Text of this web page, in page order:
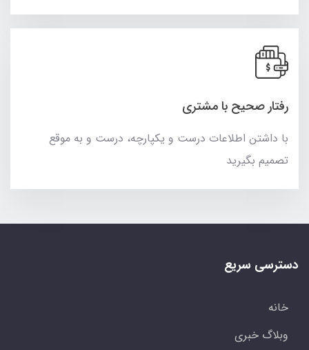
رفتار صحیح با مشتری
با داشتن اطلاعات درست و یکپارچه، درست و به موقع
تصمیم بگیرید
دسترسی سریع
خانه
وبلاگ خبری